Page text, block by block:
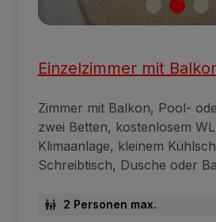
Einzelzimmer mit
Zimmer mit Balkon, Pool-
zwei Betten, kostenlosem
Klimaanlage, kleinem
Schreibtisch, Dusche oder
2 Personen max.